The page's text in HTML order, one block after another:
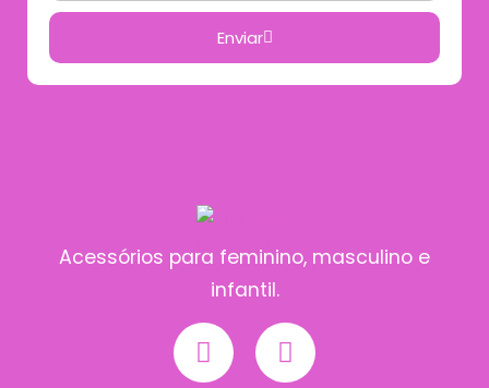
Enviar
Acessórios para feminino, masculino e
infantil.